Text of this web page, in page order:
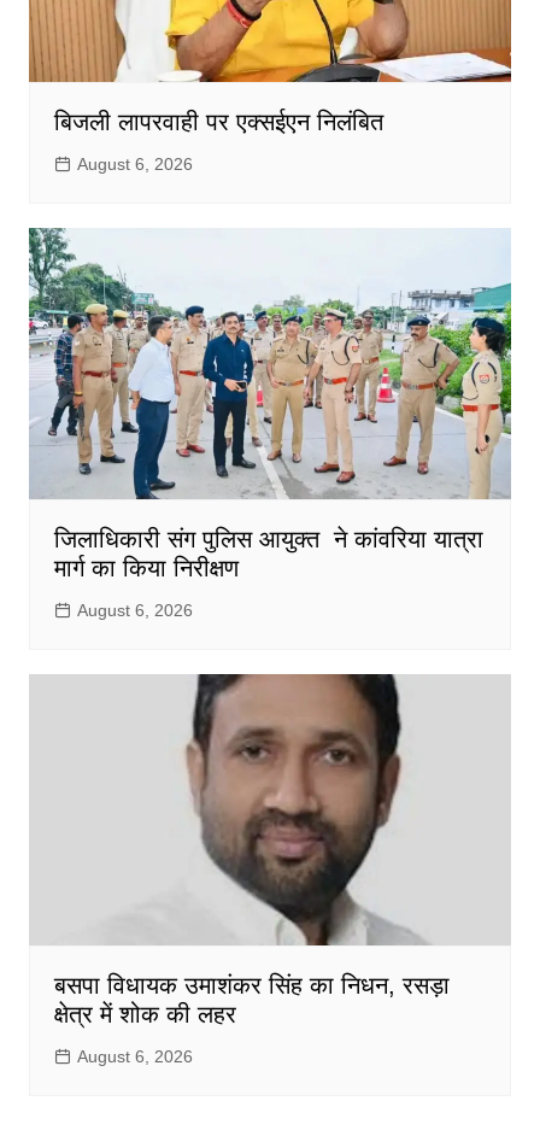
बिजली लापरवाही पर एक्सईएन निलंबित
August 6, 2026
जिलाधिकारी संग पुलिस आयुक्त ने कांवरिया यात्रा
मार्ग का किया निरीक्षण
August 6, 2026
बसपा विधायक उमाशंकर सिंह का निधन, रसड़ा
क्षेत्र में शोक की लहर
August 6, 2026